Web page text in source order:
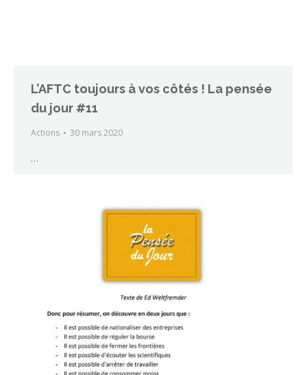
L’AFTC toujours à vos côtés ! La pensée
du jour #11
Actions 30 mars 2020
…